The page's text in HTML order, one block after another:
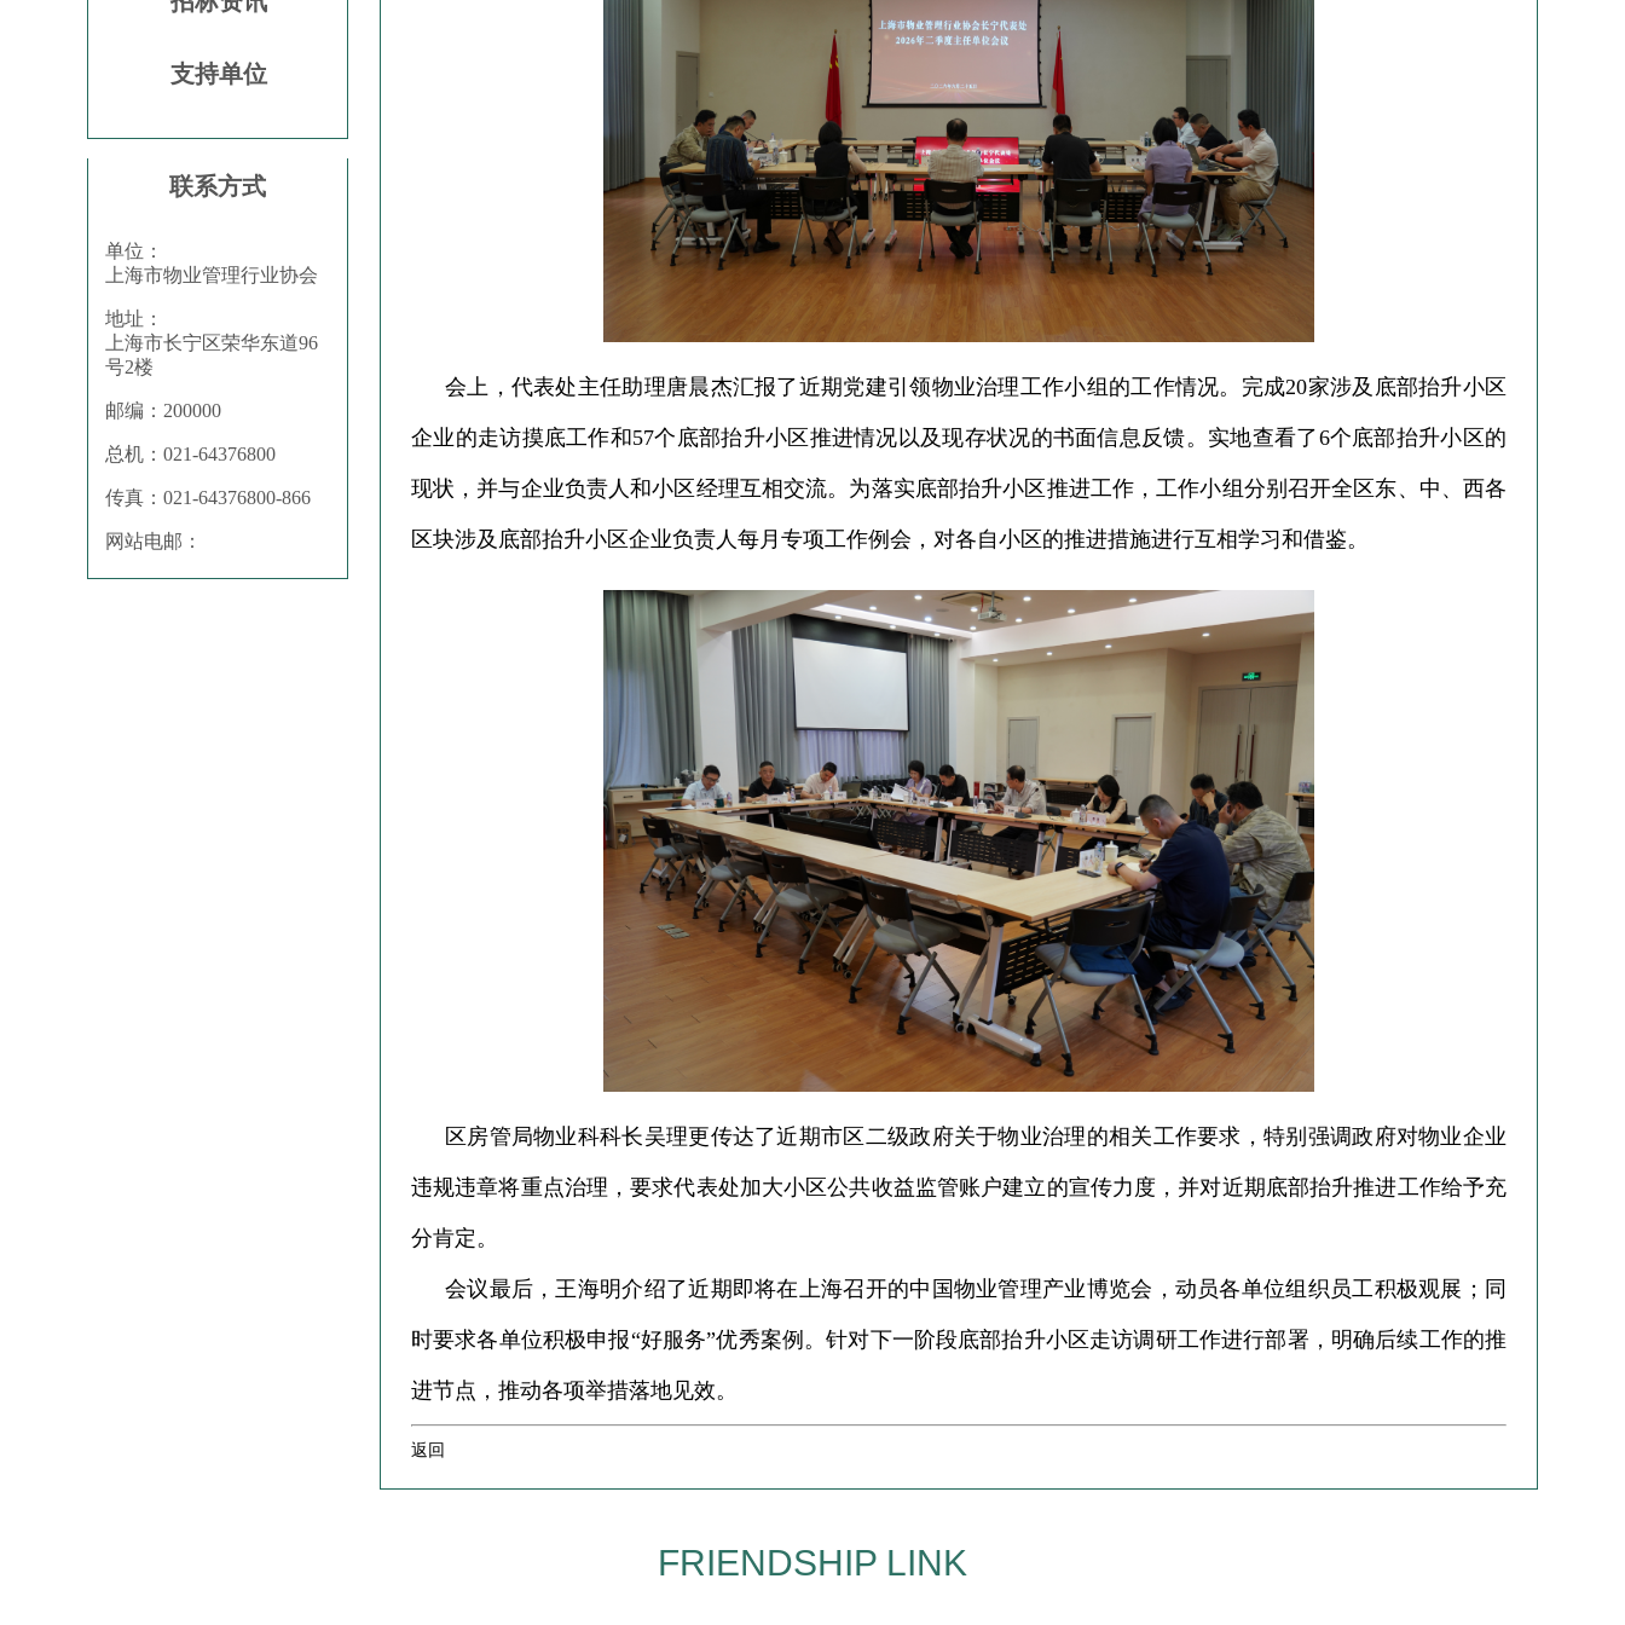
支持单位
联系方式
单位：
上海市物业管理行业协会
地址：
上海市长宁区荣华东道96
号2楼
邮编：200000
总机：021-64376800
传真：021-64376800-866
网站电邮：
会上，代表处主任助理唐晨杰汇报了近期党建引领物业治理工作小组的工作情况。完成20家涉及底部抬升小区
企业的走访摸底工作和57个底部抬升小区推进情况以及现存状况的书面信息反馈。实地查看了6个底部抬升小区的
现状，并与企业负责人和小区经理互相交流。为落实底部抬升小区推进工作，工作小组分别召开全区东、中、西各
区块涉及底部抬升小区企业负责人每月专项工作例会，对各自小区的推进措施进行互相学习和借鉴。
区房管局物业科科长吴理更传达了近期市区二级政府关于物业治理的相关工作要求，特别强调政府对物业企业
违规违章将重点治理，要求代表处加大小区公共收益监管账户建立的宣传力度，并对近期底部抬升推进工作给予充
分肯定。
会议最后，王海明介绍了近期即将在上海召开的中国物业管理产业博览会，动员各单位组织员工积极观展；同
时要求各单位积极申报“好服务”优秀案例。针对下一阶段底部抬升小区走访调研工作进行部署，明确后续工作的推
进节点，推动各项举措落地见效。
返回
FRIENDSHIP LINK